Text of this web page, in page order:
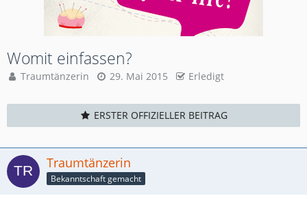
Womit einfassen?
Traumtänzerin 29. Mai 2015 Erledigt
ERSTER OFFIZIELLER BEITRAG
Traumtänzerin
Bekanntschaft gemacht